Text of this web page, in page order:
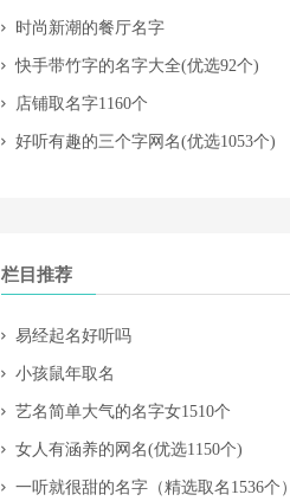
​时尚新潮的餐厅名字
​快手带竹字的名字大全(优选92个)
​店铺取名字1160个
​好听有趣的三个字网名(优选1053个)
栏目推荐
​易经起名好听吗
​小孩鼠年取名
​艺名简单大气的名字女1510个
​女人有涵养的网名(优选1150个)
​一听就很甜的名字（精选取名1536个）